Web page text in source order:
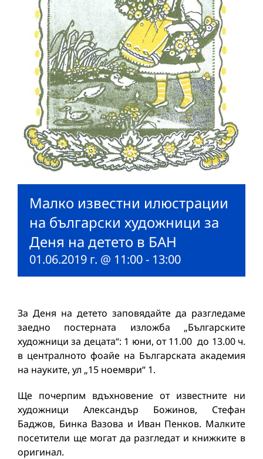
Малко известни илюстрации
на български художници за
Деня на детето в БАН
01.06.2019 г. @ 11:00- 13:00
За Деня на детето заповядайте да разгледаме
заедно постерната изложба „Българските
художници за децата“: 1 юни, от 11.00 до 13.00 ч.
в централното фоайе на Българската академия
на науките, ул „15 ноември“ 1.
Ще почерпим вдъхновение от известните ни
художници Александър Божинов, Стефан
Баджов, Бинка Вазова и Иван Пенков. Малките
посетители ще могат да разгледат и книжките в
оригинал.